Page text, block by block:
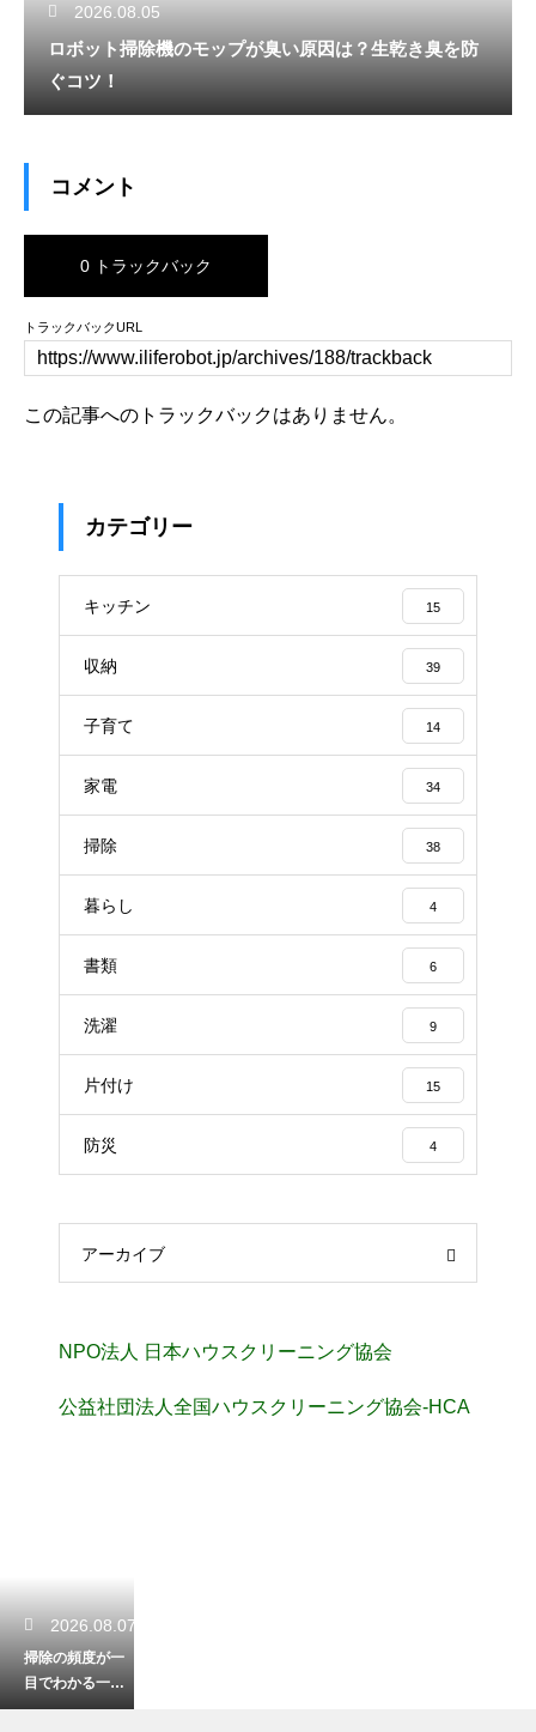
2026.08.05
ロボット掃除機のモップが臭い原因は？生乾き臭を防
ぐコツ！
コメント
0 トラックバック
トラックバックURL
この記事へのトラックバックはありません。
カテゴリー
キッチン 15
収納 39
子育て 14
家電 34
掃除 38
暮らし 4
書類 6
洗濯 9
片付け 15
防災 4
アーカイブ
NPO法人 日本ハウスクリーニング協会
公益社団法人全国ハウスクリーニング協会-HCA
2026.08.07
掃除の頻度が一
目でわかる一
覧！無理なく清